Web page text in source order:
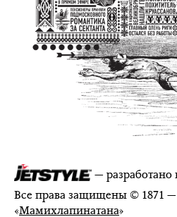
— разработано
Все права защищены © 1871 —
«Мамихлапинатана»